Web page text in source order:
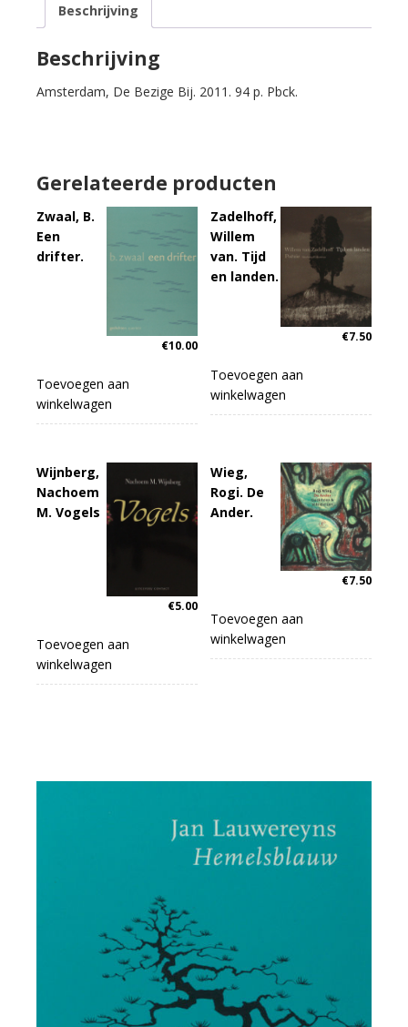
Beschrijving
Beschrijving
Amsterdam, De Bezige Bij. 2011. 94 p. Pbck.
Gerelateerde producten
Zwaal, B.
Een
drifter.
€10.00
Toevoegen aan
winkelwagen
Zadelhoff,
Willem
van. Tijd
en landen.
€7.50
Toevoegen aan
winkelwagen
Wijnberg,
Nachoem
M. Vogels
€5.00
Toevoegen aan
winkelwagen
Wieg,
Rogi. De
Ander.
€7.50
Toevoegen aan
winkelwagen